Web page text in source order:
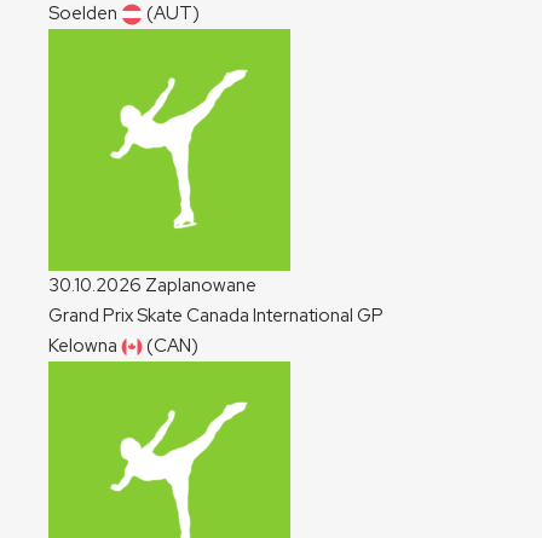
Soelden
(AUT)
30.10.2026 Zaplanowane
Grand Prix Skate Canada International GP
Kelowna
(CAN)